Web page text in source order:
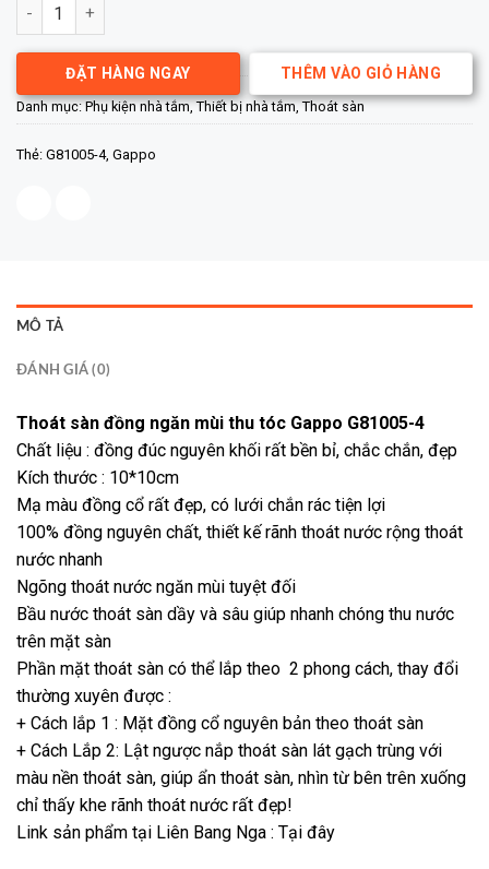
THÊM VÀO GIỎ HÀNG
ĐẶT HÀNG NGAY
Danh mục:Phụ kiện nhà tắm,Thiết bị nhà tắm,Thoát sàn
Thẻ: G81005-4, Gappo
MÔ TẢ
ĐÁNH GIÁ (0)
Thoát sàn đồng ngăn mùi thu tóc Gappo G81005-4
Chất liệu : đồng đúc nguyên khối rất bền bỉ, chắc chắn, đẹp
Kích thước : 10*10cm
Mạ màu đồng cổ rất đẹp, có lưới chắn rác tiện lợi
100% đồng nguyên chất, thiết kế rãnh thoát nước rộng thoát
nước nhanh
Ngõng thoát nước ngăn mùi tuyệt đối
Bầu nước thoát sàn dầy và sâu giúp nhanh chóng thu nước
trên mặt sàn
Phần mặt thoát sàn có thể lắp theo 2 phong cách, thay đổi
thường xuyên được :
+ Cách lắp 1 : Mặt đồng cổ nguyên bản theo thoát sàn
+ Cách Lắp 2: Lật ngược nắp thoát sàn lát gạch trùng với
màu nền thoát sàn, giúp ẩn thoát sàn, nhìn từ bên trên xuống
chỉ thấy khe rãnh thoát nước rất đẹp!
Link sản phẩm tại Liên Bang Nga : Tại đây